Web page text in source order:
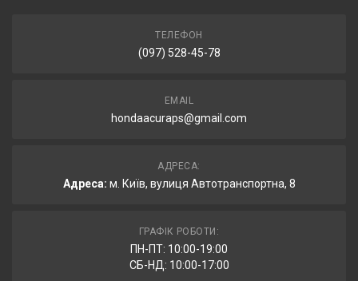
ТЕЛЕФОН
(097) 528-45-78
EMAIL
hondaacuraps@gmail.com
АДРЕСА:
Адреса: м. Київ, вулиця Автотранспортна, 8
ГРАФІК РОБОТИ:
ПН-ПТ: 10:00-19:00
СБ-НД: 10:00-17:00